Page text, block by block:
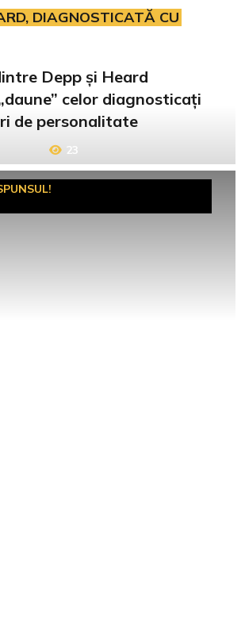
DIAGNOSTICATĂ CU
Depp și Heard
celor diagnosticați
de personalitate
23